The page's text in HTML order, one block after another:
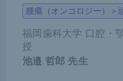
全国的に外科医が
は医師の働き方改
厳しい現状が取り
腫瘍（オンコロジー）＞
福岡歯科大学 口腔・
授
池邉 哲郎 先生